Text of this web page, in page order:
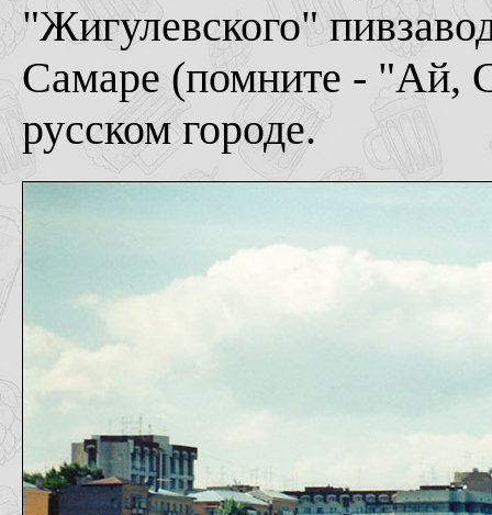
"Жигулевского"
Самаре (помните - "Ай,
русском городе.